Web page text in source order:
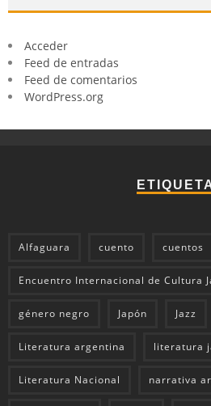
Acceder
Feed de entradas
Feed de comentarios
WordPress.org
Alfaguara cuento cuentos
Encuentro Internacional de Cultura
género negro Japón Jazz
Literatura argentina literatura
Literatura Nacional narrativa